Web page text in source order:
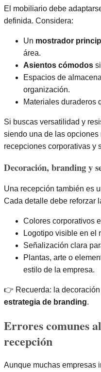
El mobiliario debe
definida. Considera:
Un mostrador
área.
Asientos cómodos
Espacios de
organización.
Materiales duraderos
Si buscas versatilidad y
siendo una de las
recepciones corporativas y
Decoración, branding y
Una recepción también es
Cada detalle debe reforzar
Colores corporativos
Logotipo visible en el
Señalización clara
Plantas, arte o
estilo de la empresa.
👉 Recuerda: la
estrategia de branding.
Errores comunes
recepción
Aunque muchas empresas